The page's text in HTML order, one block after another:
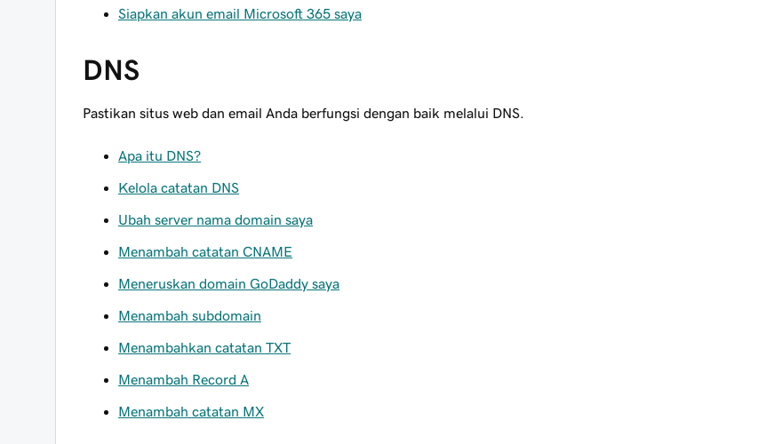
Siapkan akun email Microsoft 365 saya
DNS
Pastikan situs web dan email Anda berfungsi dengan baik melalui DNS.
Apa itu DNS?
Kelola catatan DNS
Ubah server nama domain saya
Menambah catatan CNAME
Meneruskan domain GoDaddy saya
Menambah subdomain
Menambahkan catatan TXT
Menambah Record A
Menambah catatan MX